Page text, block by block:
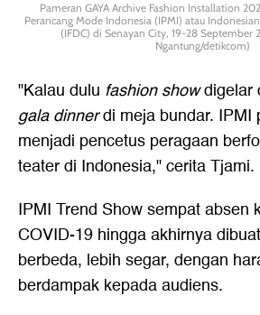
Pameran GAYA Archive Fashion Installation
Perancang Mode Indonesia (IPMI) atau
(IFDC) di Senayan City, 19-28 September
Ngantung/detikcom)
"Kalau dulu fashion showdigelar
gala dinnerdi meja bundar. IPMI
menjadi pencetus peragaan
teater di Indonesia," cerita Tjami.
IPMI Trend Show sempat absen
COVID-19 hingga akhirnya
berbeda, lebih segar, dengan
berdampak kepada audiens.